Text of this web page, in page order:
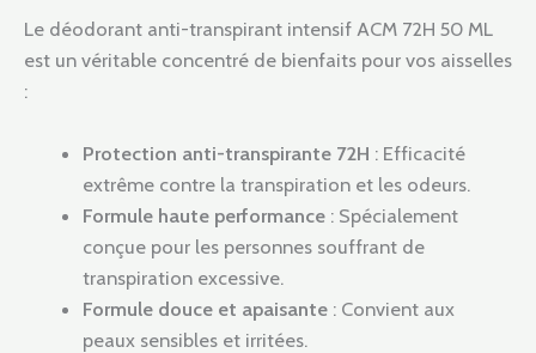
Le déodorant anti-transpirant intensif ACM 72H 50 ML
est un véritable concentré de bienfaits pour vos aisselles
:
Protection anti-transpirante 72H : Efficacité
extrême contre la transpiration et les odeurs.
Formule haute performance : Spécialement
conçue pour les personnes souffrant de
transpiration excessive.
Formule douce et apaisante : Convient aux
peaux sensibles et irritées.